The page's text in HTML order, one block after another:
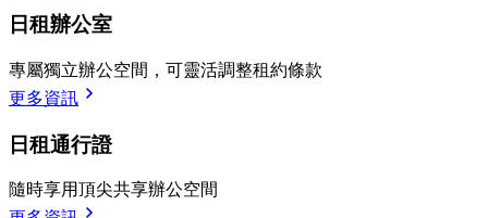
日租辦公室
專屬獨立辦公空間，可靈活調整租約條款
更多資訊
日租通行證
隨時享用頂尖共享辦公空間